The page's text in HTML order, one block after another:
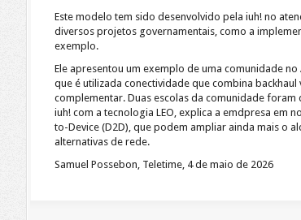
Este modelo tem sido desenvolvido pela iuh! no
diversos projetos governamentais, como a
exemplo.
Ele apresentou um exemplo de uma comunidade
que é utilizada conectividade que combina
complementar. Duas escolas da comunidade
iuh! com a tecnologia LEO, explica a emdpresa em
to-Device (D2D), que podem ampliar ainda mais o
alternativas de rede.
Samuel Possebon, Teletime, 4 de maio de 2026